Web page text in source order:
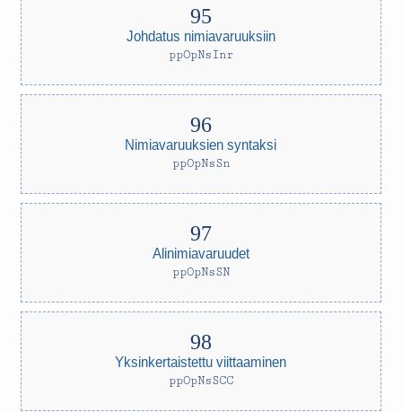
Johdatus nimiavaruuksiin
ppOpNsInr
Nimiavaruuksien syntaksi
ppOpNsSn
Alinimiavaruudet
ppOpNsSN
Yksinkertaistettu viittaaminen
ppOpNsSCC